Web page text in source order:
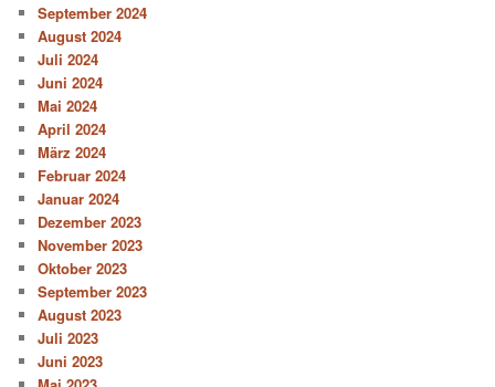
September 2024
August 2024
Juli 2024
Juni 2024
Mai 2024
April 2024
März 2024
Februar 2024
Januar 2024
Dezember 2023
November 2023
Oktober 2023
September 2023
August 2023
Juli 2023
Juni 2023